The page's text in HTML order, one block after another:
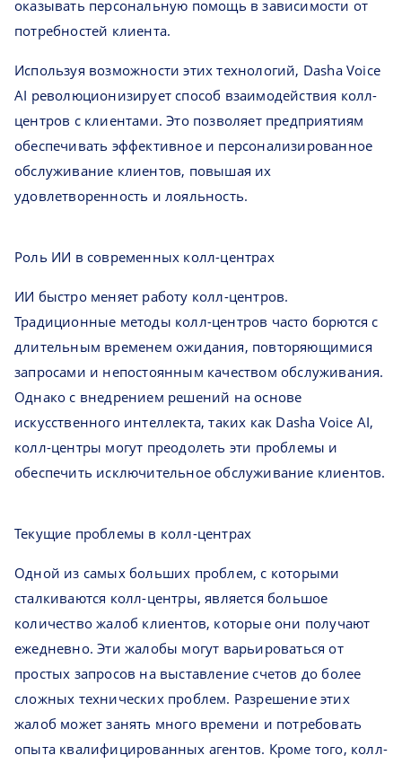
оказывать персональную помощь в зависимости от
потребностей клиента.
Используя возможности этих технологий, Dasha Voice
AI революционизирует способ взаимодействия колл-
центров с клиентами. Это позволяет предприятиям
обеспечивать эффективное и персонализированное
обслуживание клиентов, повышая их
удовлетворенность и лояльность.
Роль ИИ в современных колл-центрах
ИИ быстро меняет работу колл-центров.
Традиционные методы колл-центров часто борются с
длительным временем ожидания, повторяющимися
запросами и непостоянным качеством обслуживания.
Однако с внедрением решений на основе
искусственного интеллекта, таких как Dasha Voice AI,
колл-центры могут преодолеть эти проблемы и
обеспечить исключительное обслуживание клиентов.
Текущие проблемы в колл-центрах
Одной из самых больших проблем, с которыми
сталкиваются колл-центры, является большое
количество жалоб клиентов, которые они получают
ежедневно. Эти жалобы могут варьироваться от
простых запросов на выставление счетов до более
сложных технических проблем. Разрешение этих
жалоб может занять много времени и потребовать
опыта квалифицированных агентов. Кроме того, колл-